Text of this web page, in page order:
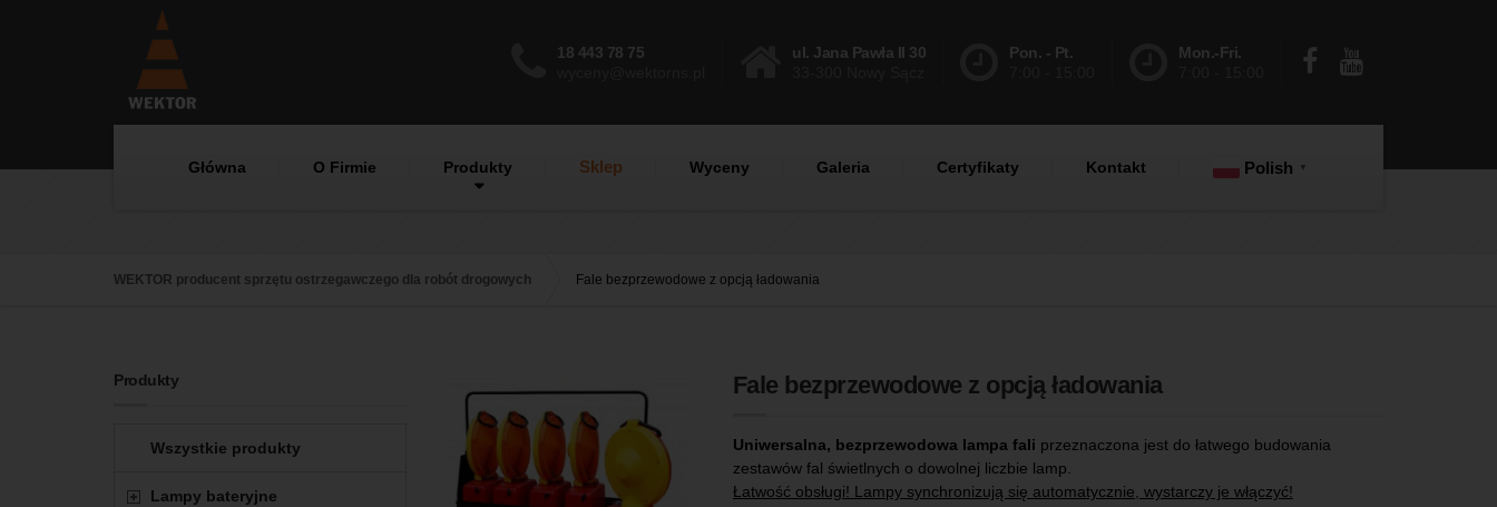
18 443 78 75
ul. Jana Pawła II 30
Pon. - Pt.
Mon.-Fri.
Główna O Firmie Produkty Sklep Wyceny Galeria Certyfikaty Kontakt Polish ▼
WEKTOR producent sprzętu ostrzegawczego dla robót drogowych Fale bezprzewodowe z opcją ładowania
Fale bezprzewodowe z opcją ładowania
Uniwersalna, bezprzewodowa lampa fali przeznaczona jest do łatwego budowania
zestawów fal świetlnych o dowolnej liczbie lamp.
Łatwość obsługi! Lampy synchronizują się automatycznie, wystarczy je włączyć!
Produkty
Wszystkie produkty
Lampy bateryjne